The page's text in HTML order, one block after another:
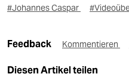
#Johannes Caspar
Feedback Kommentieren
Diesen Artikel teilen